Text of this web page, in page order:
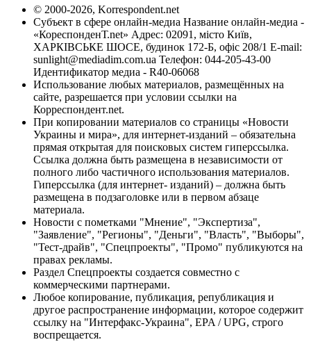
© 2000-2026, Korrespondent.net
Субъект в сфере онлайн-медиа Название онлайн-медиа -
«КореспонденТ.net» Адрес: 02091, місто Київ,
ХАРКІВСЬКЕ ШОСЕ, будинок 172-Б, офіс 208/1 E-mail:
sunlight@mediadim.com.ua Телефон: 044-205-43-00
Идентификатор медиа - R40-06068
Использование любых материалов, размещённых на
сайте, разрешается при условии ссылки на
Корреспондент.net.
При копировании материалов со страницы «Новости
Украины и мира», для интернет-изданий – обязательна
прямая открытая для поисковых систем гиперссылка.
Ссылка должна быть размещена в независимости от
полного либо частичного использования материалов.
Гиперссылка (для интернет- изданий) – должна быть
размещена в подзаголовке или в первом абзаце
материала.
Новости с пометками "Мнение", "Экспертиза",
"Заявление", "Регионы", "Деньги", "Власть", "Выборы",
"Тест-драйв", "Спецпроекты", "Промо" публикуются на
правах рекламы.
Раздел Спецпроекты создается совместно с
коммерческими партнерами.
Любое копирование, публикация, републикация и
другое распространение информации, которое содержит
ссылку на "Интерфакс-Украина", EPA / UPG, строго
воспрещается.